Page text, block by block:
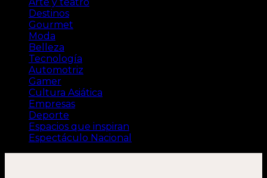
Destinos
Gourmet
Moda
Belleza
Tecnología
Automotriz
Gamer
Cultura Asiática
Empresas
Deporte
Espacios que inspiran
Espectáculo Nacional